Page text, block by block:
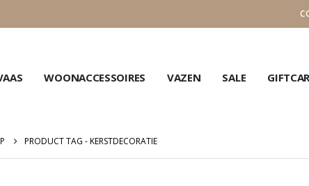
WOONACCESSOIRES VAZEN SALE
PRODUCT TAG -KERSTDECORATIE